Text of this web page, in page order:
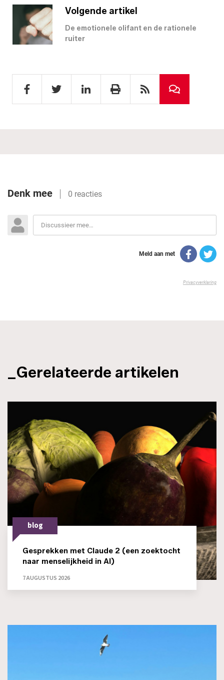
Volgende artikel
De emotionele olifant en de rationele
ruiter
_Gerelateerde artikelen
blog
Gesprekken met Claude 2 (een zoektocht
naar menselijkheid in AI)
7 AUGUSTUS 2026